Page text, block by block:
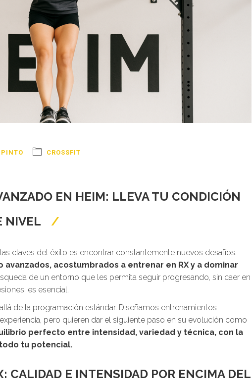
CROSSFIT
EN HEIM: LLEVA TU CONDICIÓN
NIVEL
claves del éxito es encontrar constantemente nuevos desafíos.
acostumbrados a entrenar en RX y a dominar
de un entorno que les permita seguir progresando, sin caer en
es esencial.
de la programación estándar. Diseñamos entrenamientos
pero quieren dar el siguiente paso en su evolución como
perfecto entre intensidad, variedad y técnica, con la
tu potencial.
CALIDAD E INTENSIDAD POR ENCIMA DEL